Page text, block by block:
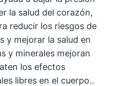
la salud del corazón,
reducir los riesgos de
y mejorar la salud en
y minerales mejoran
los efectos
libres en el cuerpo..